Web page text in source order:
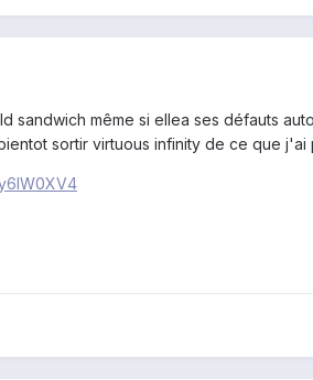
sandwich même si ellea ses défauts
sortir virtuous infinity de ce que j'ai